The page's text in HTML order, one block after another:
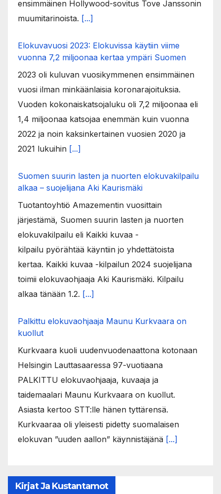
ensimmäinen Hollywood-sovitus Tove Janssonin
muumitarinoista. [...]
Elokuvavuosi 2023: Elokuvissa käytiin viime
vuonna 7,2 miljoonaa kertaa ympäri Suomen
2023 oli kuluvan vuosikymmenen ensimmäinen
vuosi ilman minkäänlaisia koronarajoituksia.
Vuoden kokonaiskatsojaluku oli 7,2 miljoonaa eli
1,4 miljoonaa katsojaa enemmän kuin vuonna
2022 ja noin kaksinkertainen vuosien 2020 ja
2021 lukuihin [...]
Suomen suurin lasten ja nuorten elokuvakilpailu
alkaa – suojelijana Aki Kaurismäki
Tuotantoyhtiö Amazementin vuosittain
järjestämä, Suomen suurin lasten ja nuorten
elokuvakilpailu eli Kaikki kuvaa -
kilpailu pyörähtää käyntiin jo yhdettätoista
kertaa. Kaikki kuvaa -kilpailun 2024 suojelijana
toimii elokuvaohjaaja Aki Kaurismäki. Kilpailu
alkaa tänään 1.2. [...]
Palkittu elokuvaohjaaja Maunu Kurkvaara on
kuollut
Kurkvaara kuoli uudenvuodenaattona kotonaan
Helsingin Lauttasaaressa 97-vuotiaana
PALKITTU elokuvaohjaaja, kuvaaja ja
taidemaalari Maunu Kurkvaara on kuollut.
Asiasta kertoo STT:lle hänen tyttärensä.
Kurkvaaraa oli yleisesti pidetty suomalaisen
elokuvan ”uuden aallon” käynnistäjänä [...]
Kirjat Ja Kustantamot